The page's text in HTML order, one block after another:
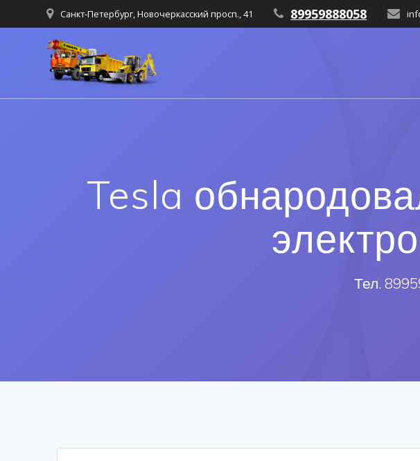
Санкт-Петербург, Новочеркасский просп., 41 89959888058
Tesla
Тел.